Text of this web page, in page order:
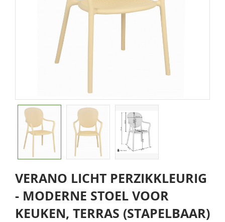
VERANO LICHT PERZIKKLEURIG
- MODERNE STOEL VOOR
KEUKEN, TERRAS (STAPELBAAR)